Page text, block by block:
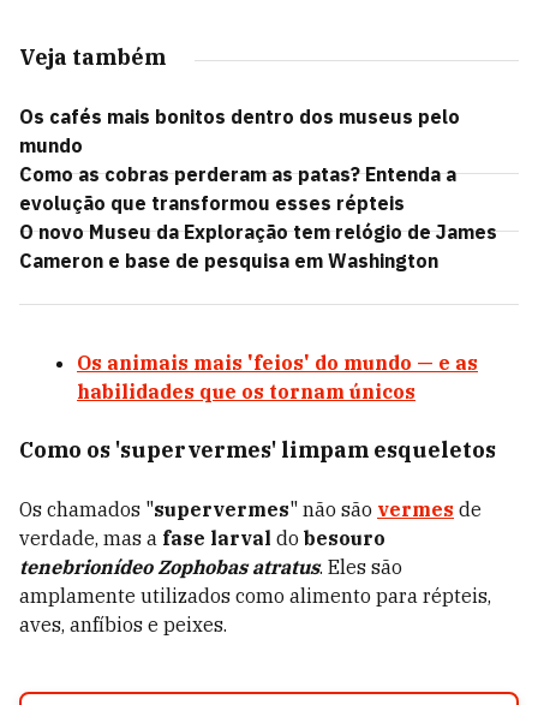
Veja também
Os cafés mais bonitos dentro dos museus pelo
mundo
Como as cobras perderam as patas? Entenda a
evolução que transformou esses répteis
O novo Museu da Exploração tem relógio de James
Cameron e base de pesquisa em Washington
Os animais mais 'feios' do mundo — e as
habilidades que os tornam únicos
Como os 'supervermes' limpam esqueletos
Os chamados "supervermes" não são vermes de
verdade, mas a fase larval do besouro
tenebrionídeo Zophobas atratus. Eles são
amplamente utilizados como alimento para répteis,
aves, anfíbios e peixes.